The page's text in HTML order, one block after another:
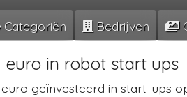
Categoriën Bedrijven
in robot start ups
geïnvesteerd in start-ups